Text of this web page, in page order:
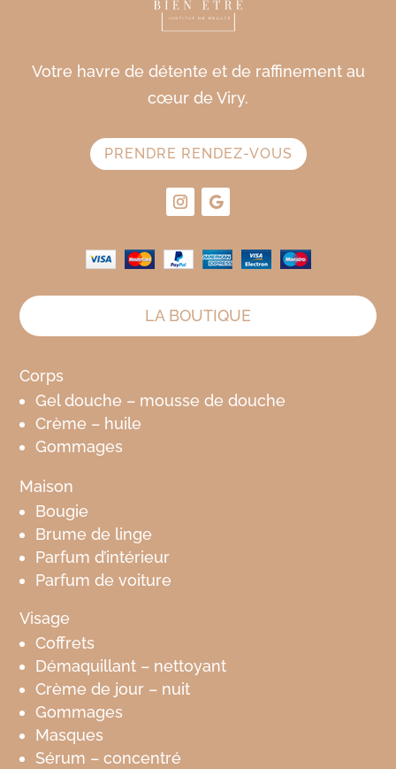
Votre havre de détente et de raffinement au
cœur de Viry.
PRENDRE RENDEZ-VOUS
LA BOUTIQUE
Corps
Gel douche – mousse de douche
Crème – huile
Gommages
Maison
Bougie
Brume de linge
Parfum d’intérieur
Parfum de voiture
Visage
Coffrets
Démaquillant – nettoyant
Crème de jour – nuit
Gommages
Masques
Sérum – concentré